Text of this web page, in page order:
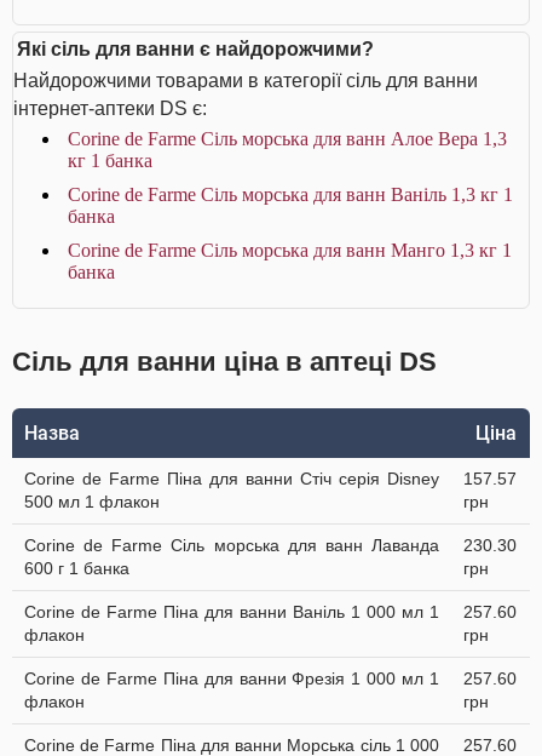
Які сіль для ванни є найдорожчими?
Найдорожчими товарами в категорії сіль для ванни
інтернет-аптеки DS є:
Corine de Farme Сіль морська для ванн Алое Вера 1,3
кг 1 банка
Corine de Farme Сіль морська для ванн Ваніль 1,3 кг 1
банка
Corine de Farme Сіль морська для ванн Манго 1,3 кг 1
банка
Сіль для ванни ціна в аптеці DS
Назва Ціна
Corine de Farme Піна для ванни Стіч серія Disney
500 мл 1 флакон
157.57
грн
Corine de Farme Сіль морська для ванн Лаванда
600 г 1 банка
230.30
грн
Corine de Farme Піна для ванни Ваніль 1 000 мл 1
флакон
257.60
грн
Corine de Farme Піна для ванни Фрезія 1 000 мл 1
флакон
257.60
грн
Corine de Farme Піна для ванни Морська сіль 1 000
257.60